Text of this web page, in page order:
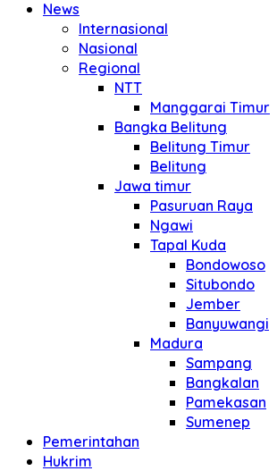
News
Internasional
Nasional
Regional
NTT
Manggarai Timur
Bangka Belitung
Belitung Timur
Belitung
Jawa timur
Pasuruan Raya
Ngawi
Tapal Kuda
Bondowoso
Situbondo
Jember
Banyuwangi
Madura
Sampang
Bangkalan
Pamekasan
Sumenep
Pemerintahan
Hukrim